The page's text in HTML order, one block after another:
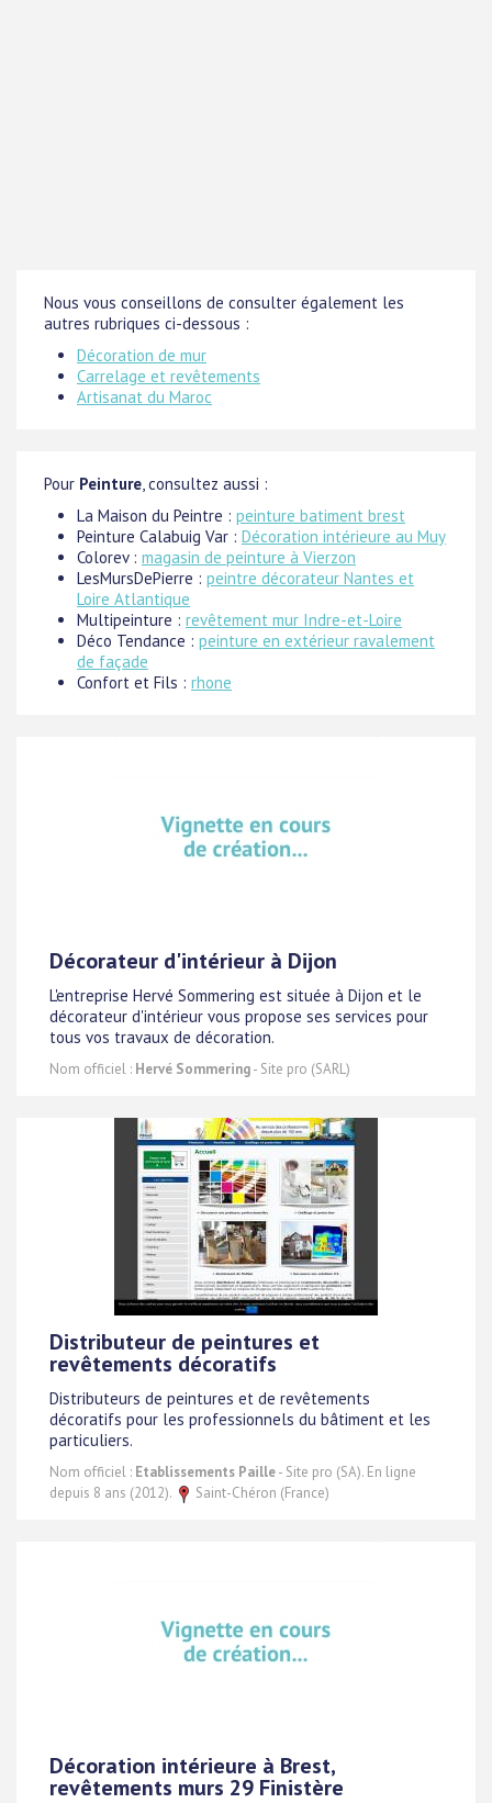
Nous vous conseillons de consulter également les
autres rubriques ci-dessous :
Décoration de mur
Carrelage et revêtements
Artisanat du Maroc
Pour Peinture , consultez aussi :
La Maison du Peintre : peinture batiment brest
Peinture Calabuig Var : Décoration intérieure au Muy
Colorev : magasin de peinture à Vierzon
LesMursDePierre : peintre décorateur Nantes et
Loire Atlantique
Multipeinture : revêtement mur Indre-et-Loire
Déco Tendance : peinture en extérieur ravalement
de façade
Confort et Fils : rhone
Décorateur d'intérieur à Dijon
L'entreprise Hervé Sommering est située à Dijon et le
décorateur d'intérieur vous propose ses services pour
tous vos travaux de décoration.
Nom officiel : Hervé Sommering- Site pro (SARL)
Distributeur de peintures et
revêtements décoratifs
Distributeurs de peintures et de revêtements
décoratifs pour les professionnels du bâtiment et les
particuliers.
Nom officiel : Etablissements Paille- Site pro (SA). En ligne
depuis 8 ans (2012).
Saint-Chéron (France)
Décoration intérieure à Brest,
revêtements murs 29 Finistère